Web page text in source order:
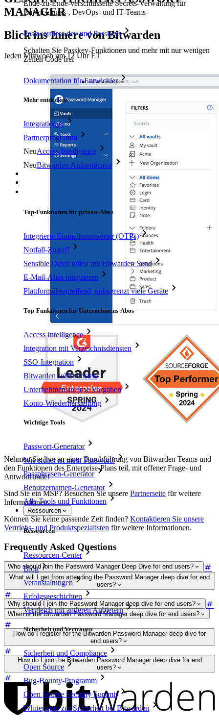
Ende-zu-Ende-verschlüsselte Secrets-Verwaltung für
Entwicklungs-, DevOps- und IT-Teams
Passwordless.dev und Passkeys
Schalten Sie Passkey-Funktionen und mehr mit nur wenigen
Zeilen Code frei
Dokumentation für Entwickler
Mehr entdecken
Integrationen
Partnerprogramm
NeuAccess Intelligence
NeuBitwarden Authenticator
Top-Funktionen für private Abos
Integrierte Einmalkennwörter (OTPs)
Notfall-Zugriff
Sensible Daten teilen mit Bitwarden Send
E-Mail-Alias integrieren
Plattformübergreifend, unbegrenzt viele Geräte
Top-Funktionen für Unternehmens-Abos
Access Intelligence
Integration mit Verzeichnisdiensten
SSO-Integration
Bitwarden selbst hosten
Unternehmensinterne Vorgaben
Konto-Wiederherstellung
Wichtige Tools
Passwort-Generator
Wie sicher ist mein Passwort?
Passphrasen-Generator
Benutzernamen-Generator
Alle Tools und Funktionen
Ressourcen
Ressourcen
Ressourcen-Center
Blog
Veranstaltungen
Erfolgsgeschichten
Vergleich mit anderen Anbietern
Sicherheit und Vertrauen
Sicherheit und Compliance
Open Source
Bug-Bounty-Programm
Open Source Security Summit
Whitepaper zur Sicherheit bei Bitwarden
MANAGER
Blick ins Innere von Bitwarden
Jeden Mittwoch um 12 Uhr ET
Nehmen Sie live an einer Durchführung von Bitwarden Teams und
den Funktionen des Enterprise-Plans teil, mit offener Frage- und
Antwortrunde!
Sind Sie ein MSP? Besuchen Sie unsere Partnerseite für weitere
Informationen.
Können Sie keine passende Zeit finden? Kontaktieren Sie unsere
Vertriebs- und Produktspezialisten für weitere Informationen.
Frequently Asked Questions
Who should join the Password Manager Deep Dive for end users?
What will I get from attending the Password Manager deep dive for end
users?
Why should I join the Password Manager deep dive for end users?
When is the Bitwarden Password Manager deep dive for end users?
How do I register for the Bitwarden Password Manager deep dive for
end users?
How do I join the Bitwarden Password Manager deep dive for end
users?